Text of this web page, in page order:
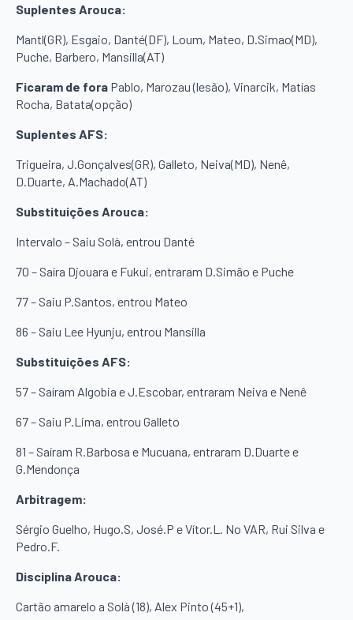
Suplentes Arouca:
Mantl(GR), Esgaio, Danté(DF), Loum, Mateo, D.Simao(MD),
Puche, Barbero, Mansilla(AT)
Ficaram de fora Pablo, Marozau (lesão), Vinarcik, Matías
Rocha, Batata(opção)
Suplentes AFS:
Trigueira, J.Gonçalves(GR), Galleto, Neiva(MD), Nenê,
D.Duarte, A.Machado(AT)
Substituições Arouca:
Intervalo – Saiu Solà, entrou Danté
70 – Saíra Djouara e Fukui, entraram D.Simão e Puche
77 – Saiu P.Santos, entrou Mateo
86 – Saiu Lee Hyunju, entrou Mansilla
Substituições AFS:
57 – Saíram Algobia e J.Escobar, entraram Neiva e Nenê
67 – Saiu P.Lima, entrou Galleto
81 – Saíram R.Barbosa e Mucuana, entraram D.Duarte e
G.Mendonça
Arbitragem:
Sérgio Guelho, Hugo.S, José.P e Vítor.L. No VAR, Rui Silva e
Pedro.F.
Disciplina Arouca:
Cartão amarelo a Solà (18), Alex Pinto (45+1),